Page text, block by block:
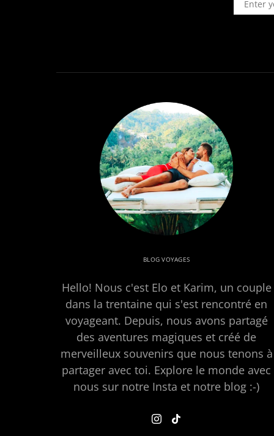
BLOG VOYAGES
Hello! Nous c'est Elo et Karim, un couple
dans la trentaine qui s'est rencontré en
voyageant. Depuis, nous avons partagé
des aventures magiques et créé de
merveilleux souvenirs que nous tenons à
partager avec toi. Explore le monde avec
nous sur notre Insta et notre blog :-)